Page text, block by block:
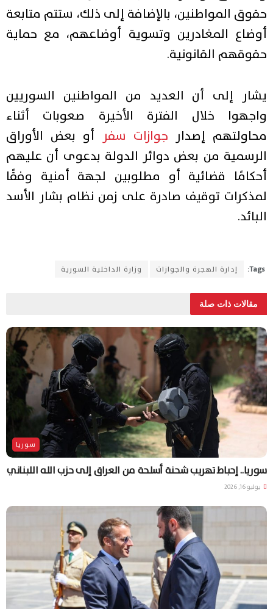
حقوق المواطنين، بالإضافة إلى ذلك، ستتم متابعة
أوضاع المغادرين وتسوية أوضاعهم، مع حماية
حقوقهم القانونية.
يشار إلى أن العديد من المواطنين السوريين
واجهوا خلال الفترة الأخيرة صعوبات أثناء
محاولتهم إصدار جوازات سفر أو بعض الأوراق
الرسمية من بعض دوائر الدولة بدعوى أن عليهم
أحكامًا قضائية أو مطلوبين لجهة أمنية وفقًا
لمذكرات توقيف صادرة على زمن نظام بشار الأسد
البائد.
Tags: إدارة الهجرة والجوازات وزارة الداخلية السورية
مقالات ذات صلة
سوريا
سوريا.. إحباط تهريب شحنة أسلحة من العراق إلى حزب الله اللبناني
يوليو 16, 2026